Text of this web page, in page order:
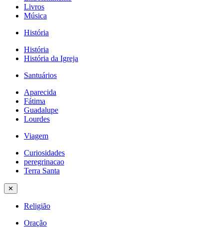
Livros
Música
História
História
História da Igreja
Santuários
Aparecida
Fátima
Guadalupe
Lourdes
Viagem
Curiosidades
peregrinacao
Terra Santa
✕
Religião
Oração